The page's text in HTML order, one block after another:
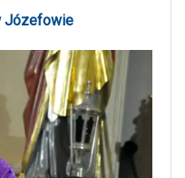
Józefowie